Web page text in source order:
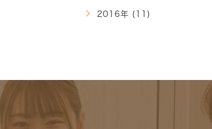
2016年 (11)